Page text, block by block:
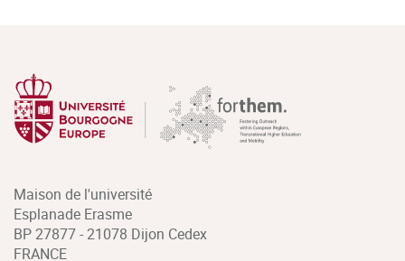
Maison de l'université
Esplanade Erasme
BP 27877 - 21078 Dijon Cedex
FRANCE